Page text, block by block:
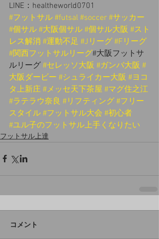
LINE：healtheworld0701
#フットサル #futsal #soccer #サッカー
#個サル #大阪個サル #個サル大阪 #スト
レス解消 #運動不足 #Jリーグ #Fリーグ
#関西フットサルリーグ#大阪フットサ
ルリーグ #セレッソ大阪 #ガンバ大阪 #
大阪ダービー #シュライカー大阪 #ヨコ
タ上新庄 #メッセ天下茶屋 #マグ住之江
#ラテラウ奈良 #リフティング #フリー
スタイル #フットサル大会 #初心者
#ユル子のフットサル上手くなりたい
フットサル上達
コメント